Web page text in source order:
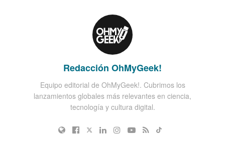
Redacción OhMyGeek!
Equipo editorial de OhMyGeek!. Cubrimos los
lanzamientos globales más relevantes en ciencia,
tecnología y cultura digital.